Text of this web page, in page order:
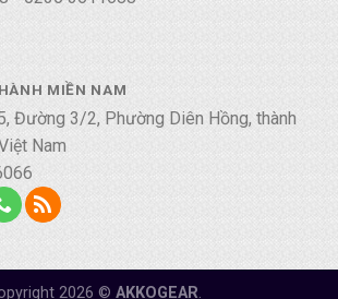
MIỀN NAM
Đường 3/2, Phường Diên Hồng, thành
Nam
2026 © AKKOGEAR.